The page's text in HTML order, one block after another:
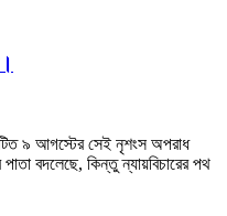
৯ আগস্টের সেই নৃশংস অপরাধ
বদলেছে, কিন্তু ন্যায়বিচারের পথ